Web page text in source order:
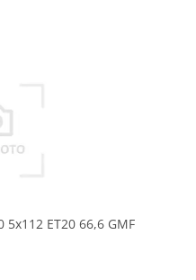
5x112 ET20 66,6 GMF